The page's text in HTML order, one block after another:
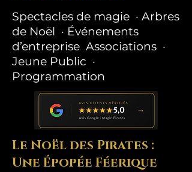
Spectacles de magie · Arbres
de Noël · Événements
d’entreprise Associations ·
Jeune Public ·
Programmation
Le Noël des Pirates :
Une Épopée Féerique